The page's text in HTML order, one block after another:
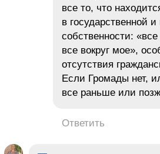
все то, что
в государственной
собственности: «все
все вокруг мое»,
отсутствия
Если Громады нет,
все раньше или
Ответить